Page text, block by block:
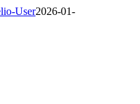
User2026-01-